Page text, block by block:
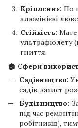
Кріплення: По
алюмінієві
Стійкість:
ультрафіолету
гниття.
🏠 Сфери
Садівництво:
садів, захист
Будівництво:
під час
робітників),